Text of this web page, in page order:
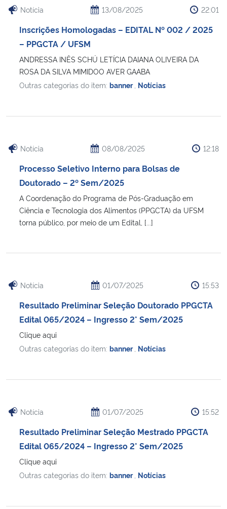
Notícia 13/08/2025 22:01
Inscrições Homologadas – EDITAL Nº 002 / 2025
– PPGCTA / UFSM
ANDRESSA INÊS SCHÚ LETÍCIA DAIANA OLIVEIRA DA
ROSA DA SILVA MIMIDOO AVER GAABA
Outras categorias do item: banner Notícias
Notícia 08/08/2025 12:18
Processo Seletivo Interno para Bolsas de
Doutorado – 2º Sem/2025
A Coordenação do Programa de Pós-Graduação em
Ciência e Tecnologia dos Alimentos (PPGCTA) da UFSM
torna público, por meio de um Edital, [...]
Notícia 01/07/2025 15:53
Resultado Preliminar Seleção Doutorado PPGCTA
Edital 065/2024 – Ingresso 2° Sem/2025
Clique aqui
Outras categorias do item: banner Notícias
Notícia 01/07/2025 15:52
Resultado Preliminar Seleção Mestrado PPGCTA
Edital 065/2024 – Ingresso 2° Sem/2025
Clique aqui
Outras categorias do item: banner Notícias